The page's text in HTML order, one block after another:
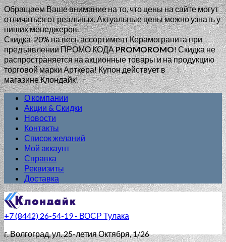
Обращаем Ваше внимание на то, что цены на сайте могут
отличаться от реальных. Актуальные цены можно узнать у
ниших менеджеров.
Скидка-20% на весь ассортимент Керамогранита при
предъявлении ПРОМО КОДАPROMOROMO!Скидка не
распространяется на акционные товары и на продукцию
торговой марки Арткера! Купон действует в
магазине Клондайк!
О компании
Акции & Скидки
Новости
Контакты
Список желаний
Мой аккаунт
Справка
Реквизиты
Доставка
+7 (8442) 26-54-19 - ВОСР Тулака
г. Волгоград, ул. 25-летия Октября, 1/26